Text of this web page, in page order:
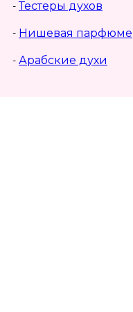
-Тестеры духов
- Нишевая
- Арабские духи